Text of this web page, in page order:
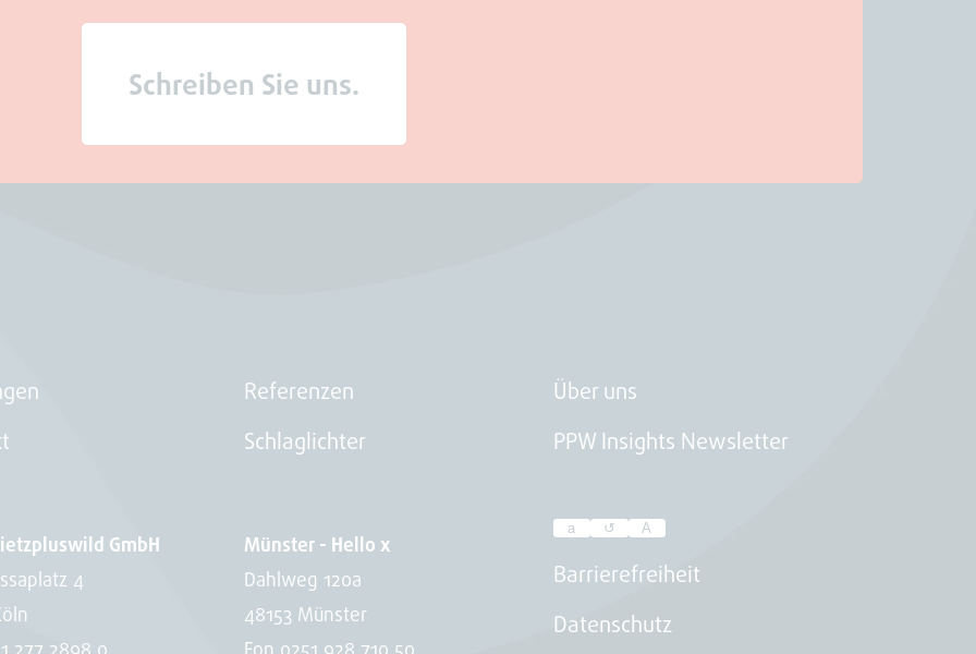
Schreiben Sie uns.
Referenzen
Über uns
Schlaglichter PPW Insights Newsletter
GmbH
4
Münster - Hello x
Dahlweg 120a
48153 Münster
Passen
Sie
die
a ↺ A
Barrierefreiheit
Datenschutz